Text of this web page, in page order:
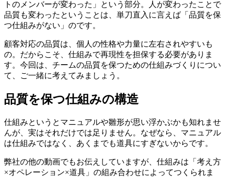
トのメンバーが変わった」という部分。人が変わったことで
品質も変わったということは、単刀直入に言えば「品質を保
つ仕組みがない」のです。
顧客対応の品質は、個人の性格や力量に左右されやすいも
の。だからこそ、仕組みで再現性を担保する必要がありま
す。今回は、チームの品質を保つための仕組みづくりについ
て、ご一緒に考えてみましょう。
品質を保つ仕組みの構造
仕組みというとマニュアルや雛形が思い浮かぶかも知れませ
んが、実はそれだけでは足りません。なぜなら、マニュアル
は仕組みではなく、あくまでも道具にすぎないからです。
弊社の他の動画でもお伝えしていますが、仕組みは「考え方
×オペレーション×道具」の組み合わせによってつくられま